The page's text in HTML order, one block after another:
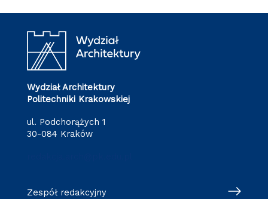
Wydział Architektury
Politechniki Krakowskiej
ul. Podchorążych 1
30-084 Kraków
Zespół redakcyjny